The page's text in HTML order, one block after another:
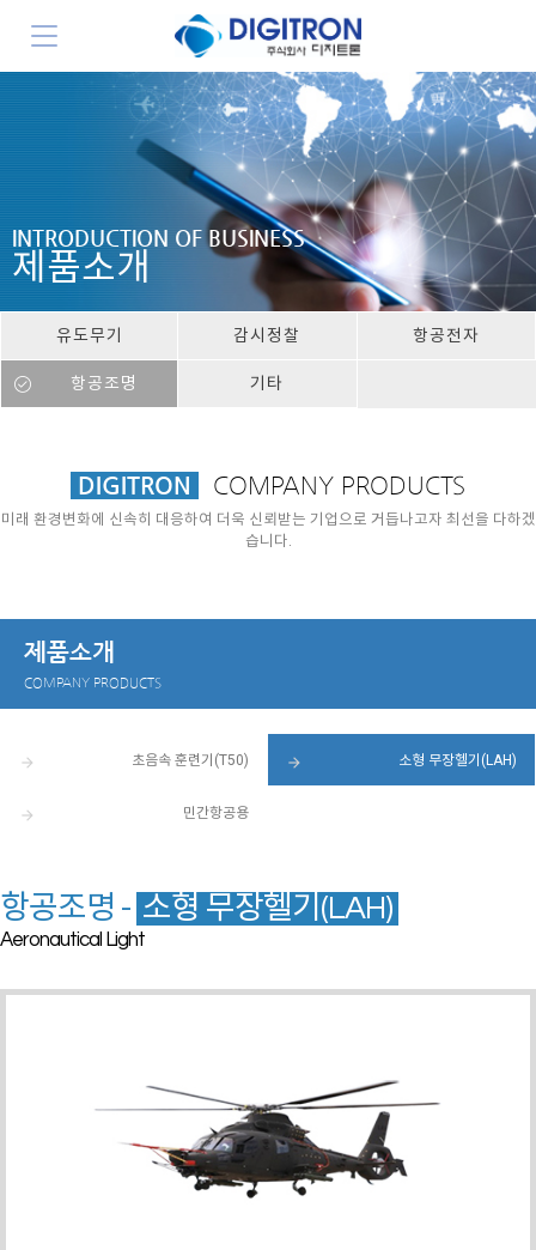
INTRODUCTION OF BUSINESS
제품소개
유도무기 감시정찰 항공전자
항공조명 기타
DIGITRON COMPANY PRODUCTS
미래 환경변화에 신속히 대응하여 더욱 신뢰받는 기업으로 거듭나고자 최선을 다하겠
습니다.
제품소개
COMPANY PRODUCTS
초음속 훈련기(T50)
arrow_forward 소형 무장헬기(LAH)
arrow_forward
민간항공용
arrow_forward
항공조명 - 소형 무장헬기(LAH)
Aeronautical Light